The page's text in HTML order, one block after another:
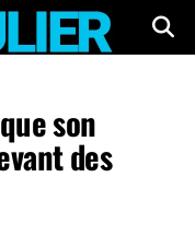
son
des